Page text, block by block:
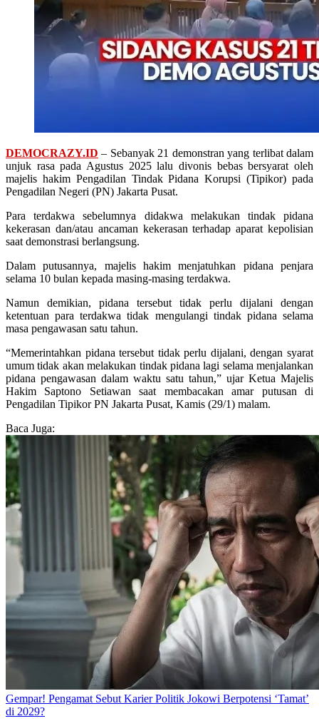
DEMOCRAZY.ID – Sebanyak 21 demonstran yang terlibat dalam
unjuk rasa pada Agustus 2025 lalu divonis bebas bersyarat oleh
majelis hakim Pengadilan Tindak Pidana Korupsi (Tipikor) pada
Pengadilan Negeri (PN) Jakarta Pusat.
Para terdakwa sebelumnya didakwa melakukan tindak pidana
kekerasan dan/atau ancaman kekerasan terhadap aparat kepolisian
saat demonstrasi berlangsung.
Dalam putusannya, majelis hakim menjatuhkan pidana penjara
selama 10 bulan kepada masing-masing terdakwa.
Namun demikian, pidana tersebut tidak perlu dijalani dengan
ketentuan para terdakwa tidak mengulangi tindak pidana selama
masa pengawasan satu tahun.
“Memerintahkan pidana tersebut tidak perlu dijalani, dengan syarat
umum tidak akan melakukan tindak pidana lagi selama menjalankan
pidana pengawasan dalam waktu satu tahun,” ujar Ketua Majelis
Hakim Saptono Setiawan saat membacakan amar putusan di
Pengadilan Tipikor PN Jakarta Pusat, Kamis (29/1) malam.
Baca Juga:
Gempar! Pengamat Sebut Karier Politik Jokowi Berpotensi ‘Tamat’
di 2029?